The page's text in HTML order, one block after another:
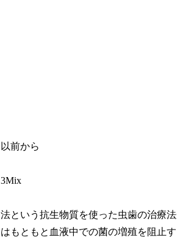
以前から
3Mix
法という抗生物質を使った虫歯の治療
はもともと血液中での菌の増殖を阻止